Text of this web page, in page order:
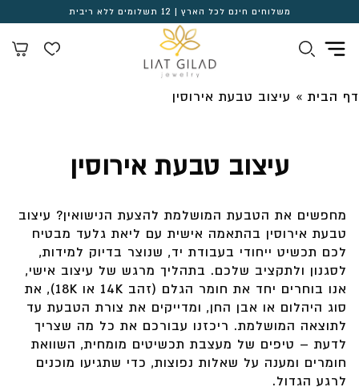
משלוחים חינם לכל הארץ | 12 תשלומים ללא ריבית
דף הבית » עיצוב טבעת אירוסין
עיצוב טבעת אירוסין
מחפשים את הטבעת המושלמת להצעת הנישואין? עיצוב
טבעת אירוסין בהתאמה אישית עם ליאת גלעד מבטיח
לכם תכשיט ייחודי בעבודת יד, שנוצר בדיוק למידות,
לסגנון ולתקציב שלכם. בתהליך מרגש של עיצוב אישי,
אנו בוחרים יחד את חומר הגלם (זהב 14K או 18K), את
סוג היהלום או אבן החן, ומדייקים את צורת הטבעת עד
לתוצאה המושלמת. ריכזנו עבורכם את כל מה שצריך
לדעת – טיפים של מעצבת תכשיטים מומחית, השוואת
חומרים ומענה על שאלות נפוצות, כדי שתגיעו מוכנים
לרגע הגדול.